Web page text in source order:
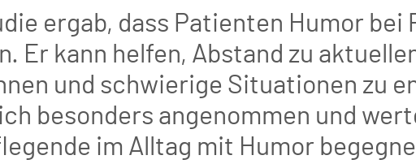
ergab, dass Patienten Humor bei
Er kann helfen, Abstand zu
und schwierige Situationen zu
besonders angenommen und
im Alltag mit Humor